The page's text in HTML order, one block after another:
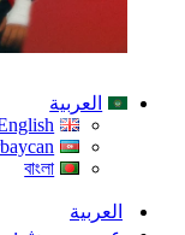
العربية
বাংলা
العربية